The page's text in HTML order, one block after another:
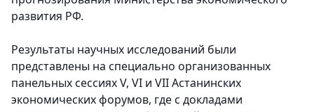
развития РФ.
Результаты научных исследований были
представлены на специально организованных
панельных сессиях V, VI и VII Астанинских
экономических форумов, где с докладами